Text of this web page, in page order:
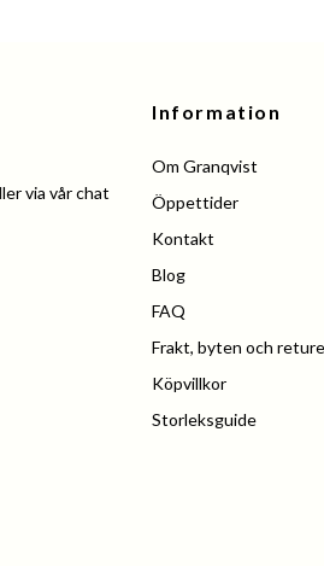
via vår chat
Information
Om Granqvist
Öppettider
Kontakt
Blog
FAQ
Frakt, byten och
Köpvillkor
Storleksguide